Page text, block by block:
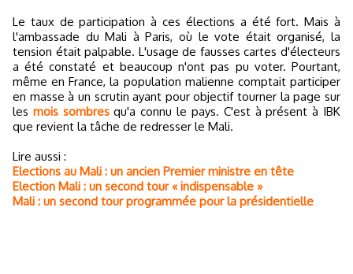
Le taux de participation à ces élections a été fort. Mais à
l'ambassade du Mali à Paris, où le vote était organisé, la
tension était palpable. L'usage de fausses cartes d'électeurs
a été constaté et beaucoup n'ont pas pu voter. Pourtant,
même en France, la population malienne comptait participer
en masse à un scrutin ayant pour objectif tourner la page sur
les mois sombresqu'a connu le pays. C'est à présent à IBK
que revient la tâche de redresser le Mali.
Lire aussi :
Elections au Mali : un ancien Premier ministre en tête
Election Mali : un second tour « indispensable »
Mali : un second tour programmée pour la présidentielle